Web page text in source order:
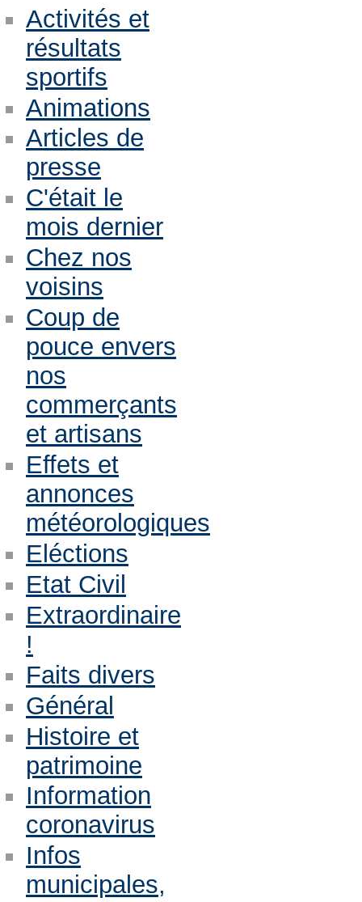
Activités et
résultats
sportifs
Animations
Articles de
presse
C'était le
mois dernier
Chez nos
voisins
Coup de
pouce envers
nos
commerçants
et artisans
Effets et
annonces
météorologiques
Eléctions
Etat Civil
Extraordinaire
!
Faits divers
Général
Histoire et
patrimoine
Information
coronavirus
Infos
municipales,